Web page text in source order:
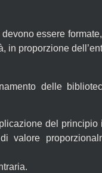
essere
proporzione
delle
del